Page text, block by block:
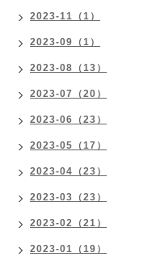
2023-11（1）
2023-09（1）
2023-08（13）
2023-07（20）
2023-06（23）
2023-05（17）
2023-04（23）
2023-03（23）
2023-02（21）
2023-01（19）